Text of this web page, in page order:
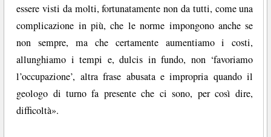
essere visti da molti, fortunatamente non da tutti, come una
complicazione in più, che le norme impongono anche se
non sempre, ma che certamente aumentiamo i costi,
allunghiamo i tempi e, dulcis in fundo, non ‘favoriamo
l’occupazione’, altra frase abusata e impropria quando il
geologo di turno fa presente che ci sono, per così dire,
difficoltà».